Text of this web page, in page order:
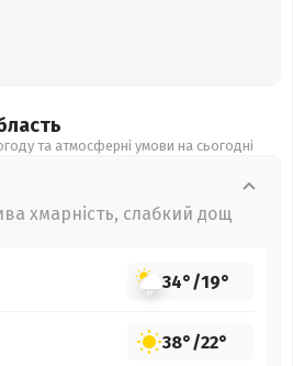
та атмосферні умови на сьогодні
хмарність, слабкий дощ
34°/19°
38°/22°